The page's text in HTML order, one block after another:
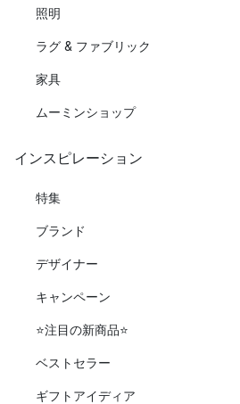
照明
ラグ & ファブリック
家具
ムーミンショップ
インスピレーション
特集
ブランド
デザイナー
キャンペーン
⭐️注目の新商品⭐️
ベストセラー
ギフトアイディア